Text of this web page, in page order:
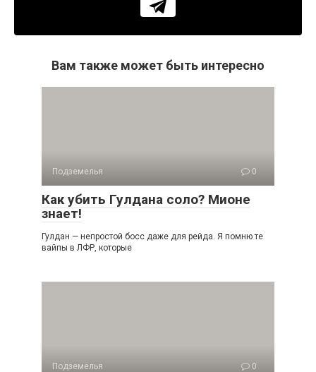
Вам также может быть интересно
Подземелья 0
Как убить Гулдана соло? Мионе
знает!
Гулдан — непростой босс даже для рейда. Я помню те
вайпы в ЛФР, которые
Подземелья 0